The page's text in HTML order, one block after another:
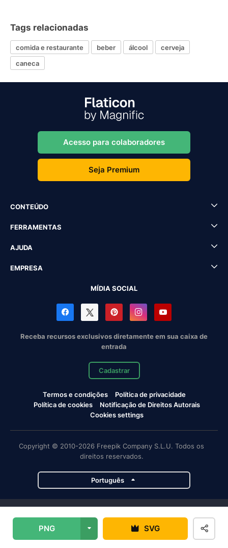
PNG SVG
Tags relacionadas
comida e restaurante beber álcool
cerveja
caneca
Acesso para colaboradores
Seja Premium
CONTEÚDO
FERRAMENTAS
AJUDA
EMPRESA
MÍDIA SOCIAL
Receba recursos exclusivos diretamente em sua caixa de
entrada
Cadastrar
Termos e condições
Política de privacidade
Política de cookies
Notificação de Direitos Autorais
Cookies settings
Copyright © 2010-2026 Freepik Company S.L.U. Todos os
direitos reservados.
Português